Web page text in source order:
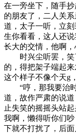
在一旁坐下，随手
的朋友了，二人关
道，太子一听，立
生你看看，这人还
长大的交情，他啊
时兴尘听罢，笑
的，得把架子端起
这个样子不像个天g
“哼，那我要治时
道，故作严肃的说
止失笑的摇摇头站
我啊，懒得听你们
下就不打扰了，后